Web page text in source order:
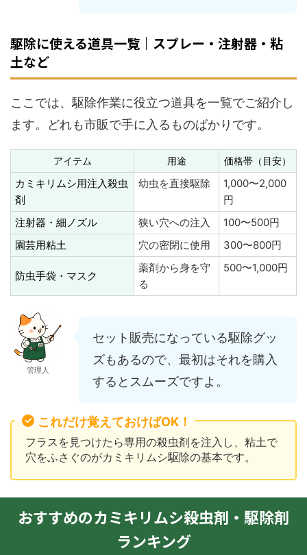
駆除に使える道具一覧｜スプレー・注射器・粘
土など
ここでは、駆除作業に役立つ道具を一覧でご紹介し
ます。どれも市販で手に入るものばかりです。
アイテム 用途 価格帯（目安）
カミキリムシ用注入殺虫
剤
幼虫を直接駆除
1,000〜2,000
円
注射器・細ノズル
狭い穴への注入
100〜500円
園芸用粘土
穴の密閉に使用 300〜800円
防虫手袋・マスク
薬剤から身を守
る
500〜1,000円
管理人
セット販売になっている駆除グッ
ズもあるので、最初はそれを購入
するとスムーズですよ。
これだけ覚えておけばOK！
フラスを見つけたら専用の殺虫剤を注入し、粘土で
穴をふさぐのがカミキリムシ駆除の基本です。
おすすめのカミキリムシ殺虫剤・駆除剤
ランキング